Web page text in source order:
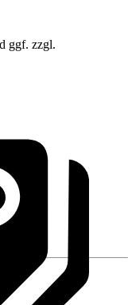
ggf. zzgl.